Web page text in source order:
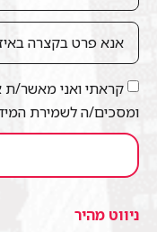
קראתי ואני מאשר/
ומסכים/ה לשמירת
ניווט מהיר